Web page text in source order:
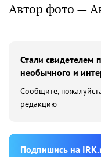
Автор фото —
Стали свидетелем
необычного и
Сообщите,
редакцию
Подпишиcь на